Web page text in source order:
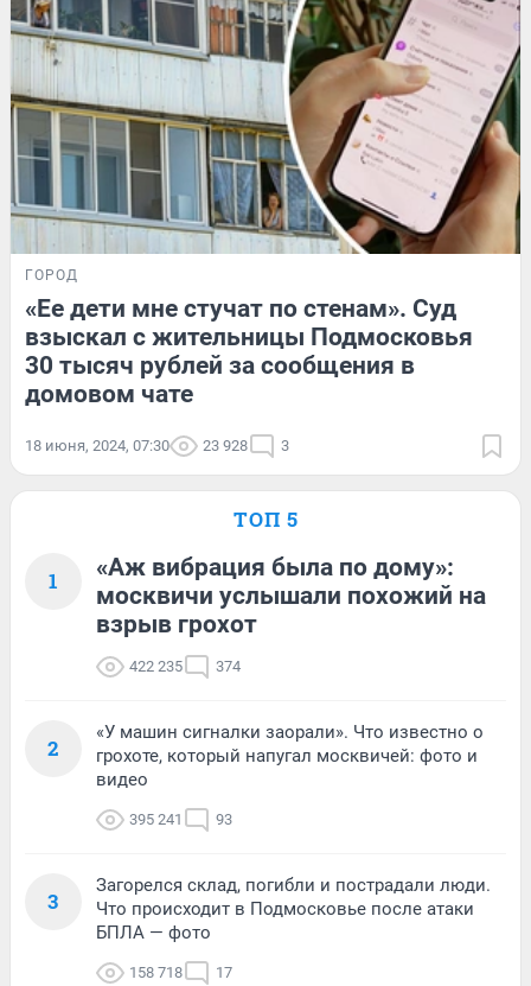
ГОРОД
«Ее дети мне стучат по стенам». Суд
взыскал с жительницы Подмосковья
30 тысяч рублей за сообщения в
домовом чате
18 июня, 2024, 07:30 23 928 3
ТОП 5
1
«Аж вибрация была по дому»:
москвичи услышали похожий на
взрыв грохот
422 235 374
2
«У машин сигналки заорали». Что известно о
грохоте, который напугал москвичей: фото и
видео
395 241 93
3
Загорелся склад, погибли и пострадали люди.
Что происходит в Подмосковье после атаки
БПЛА — фото
158 718 17